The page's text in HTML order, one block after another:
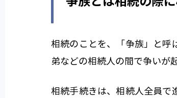
相続のことを、「争族」と呼
弟などの相続人の間で争いが
相続手続きは、相続人全員で